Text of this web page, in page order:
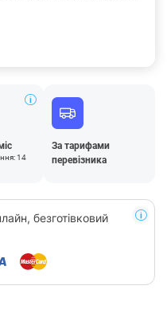
14
За тарифами
перевізника
безготівковий